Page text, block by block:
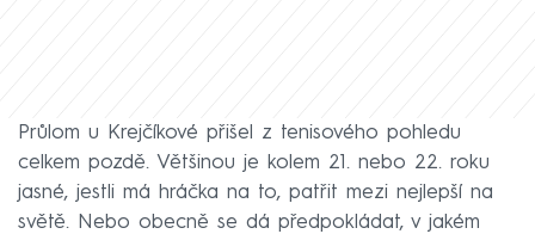
Průlom u Krejčíkové přišel z tenisového pohledu
celkem pozdě. Většinou je kolem 21. nebo 22. roku
jasné, jestli má hráčka na to, patřit mezi nejlepší na
světě. Nebo obecně se dá předpokládat, v jakém